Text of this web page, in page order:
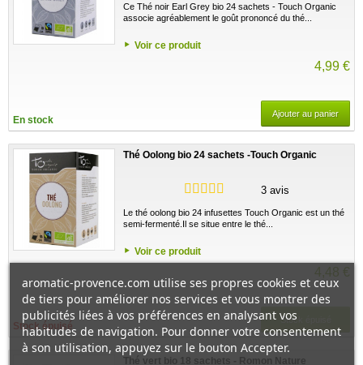
Ce Thé noir Earl Grey bio 24 sachets - Touch Organic
associe agréablement le goût prononcé du thé...
Voir ce produit
4,99 €
En stock
Ajouter au panier
Thé Oolong bio 24 sachets -Touch Organic
3 avis
Le thé oolong bio 24 infusettes Touch Organic est un thé
semi-fermenté.Il se situe entre le thé...
Voir ce produit
4,48 €
Stock épuisé
Stock épuisé
Thé vert bio 18 sachets - Romon Nature
aromatic-provence.com utilise ses propres cookies et ceux
de tiers pour améliorer nos services et vous montrer des
publicités liées à vos préférences en analysant vos
habitudes de navigation. Pour donner votre consentement
à son utilisation, appuyez sur le bouton Accepter.